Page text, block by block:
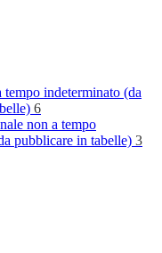
tempo indeterminato (da
6
non a tempo
pubblicare in tabelle) 3